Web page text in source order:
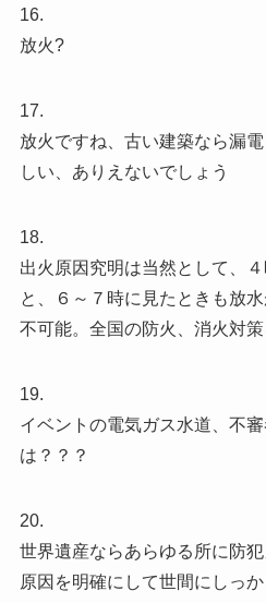
16.
放火?
17.
放火ですね、古い建築なら漏
しい、ありえないでしょう
18.
出火原因究明は当然として、
と、６～７時に見たときも放
不可能。全国の防火、消火対策
19.
イベントの電気ガス水道、不
は？？？
20.
世界遺産ならあらゆる所に防
原因を明確にして世間にしっか